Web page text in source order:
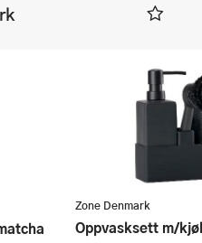
Zone Denmark
Oppvasksett m/